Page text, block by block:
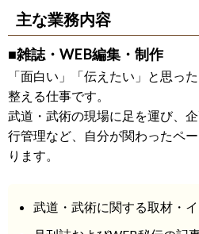
主な業務内容
■雑誌・WEB編集・制作
「面白い」「伝えたい」と思っ
整える仕事です。
武道・武術の現場に足を運び、
行管理など、自分が関わったペ
ります。
武道・武術に関する取材・